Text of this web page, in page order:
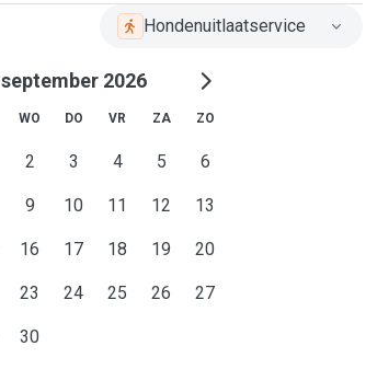
Hondenuitlaatservice
september 2026
WO DO VR ZA ZO
2 3 4 5 6
9 10 11 12 13
16 17 18 19 20
23 24 25 26 27
30